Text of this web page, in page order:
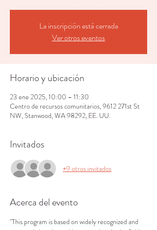
La inscripción está cerrada
Ver otros eventos
Horario y ubicación
23 ene 2025, 10:00 – 11:30
Centro de recursos comunitarios, 9612 271st St
NW, Stanwood, WA 98292, EE. UU.
Invitados
+9 otros invitados
Acerca del evento
"This program is based on widely recognized and